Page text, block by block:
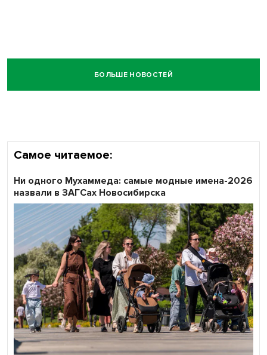
БОЛЬШЕ НОВОСТЕЙ
Самое читаемое:
Ни одного Мухаммеда: самые модные имена-2026
назвали в ЗАГСах Новосибирска